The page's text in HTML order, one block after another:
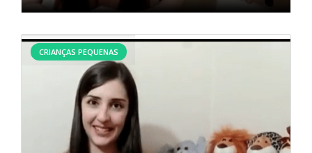
CRIANÇAS PEQUENAS